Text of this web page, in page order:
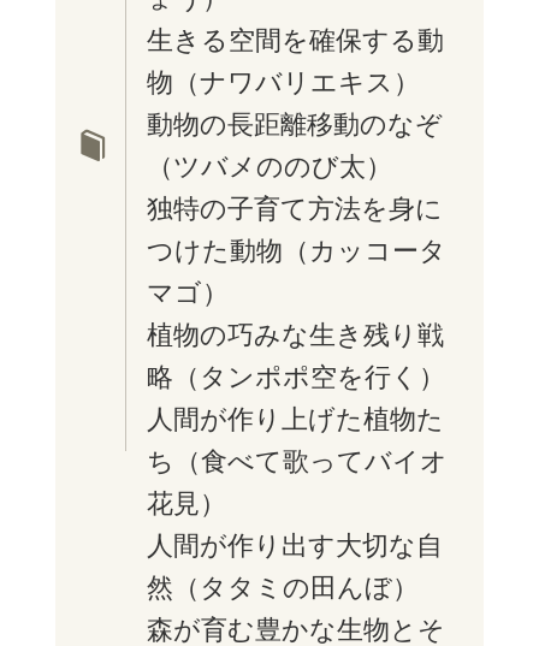
生きる空間を確保する動
物（ナワバリエキス）
動物の長距離移動のなぞ
（ツバメののび太）
独特の子育て方法を身に
つけた動物（カッコータ
マゴ）
植物の巧みな生き残り戦
略（タンポポ空を行く）
人間が作り上げた植物た
ち（食べて歌ってバイオ
花見）
人間が作り出す大切な自
然（タタミの田んぼ）
森が育む豊かな生物とそ